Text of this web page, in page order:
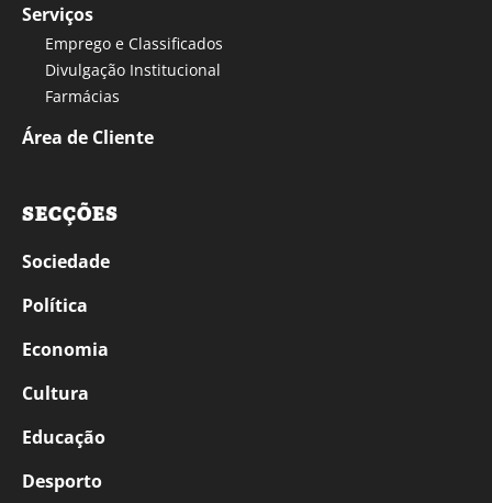
Serviços
Emprego e Classificados
Divulgação Institucional
Farmácias
Área de Cliente
SECÇÕES
Sociedade
Política
Economia
Cultura
Educação
Desporto